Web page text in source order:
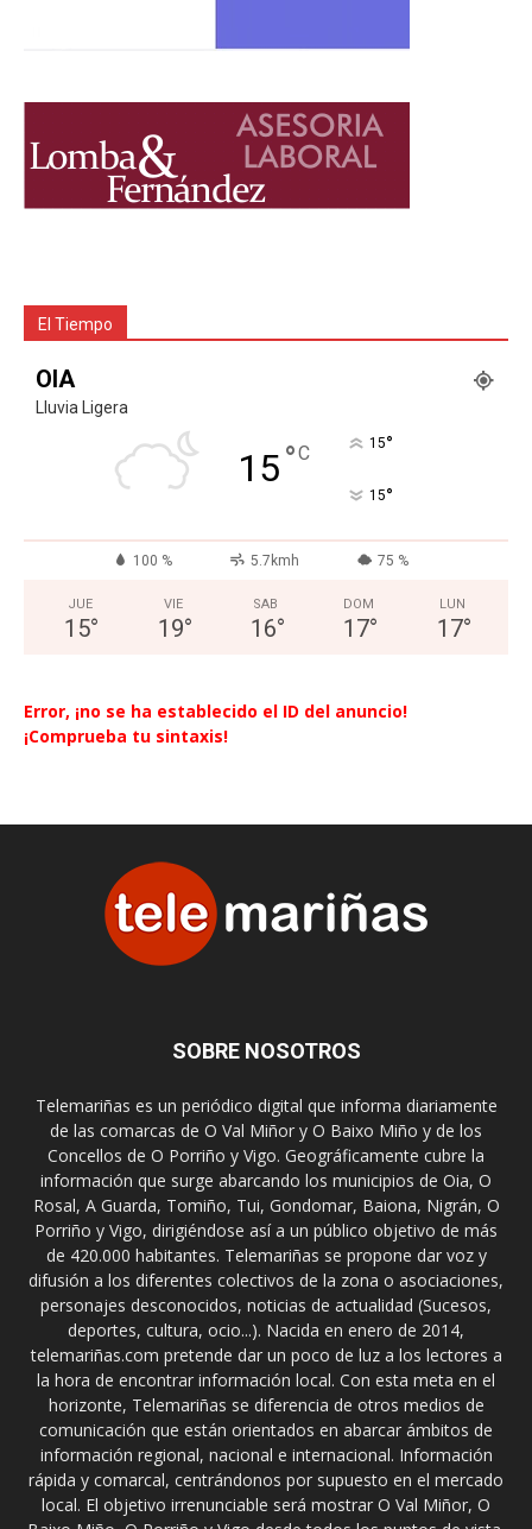
El Tiempo
OIA
Lluvia Ligera
15°C 15°
15°
100 % 5.7kmh 75 %
JUE
15°
VIE
19°
SAB
16°
DOM
17°
LUN
17°
Error, ¡no se ha establecido el ID del anuncio!
¡Comprueba tu sintaxis!
SOBRE NOSOTROS
Telemariñas es un periódico digital que informa diariamente
de las comarcas de O Val Miñor y O Baixo Miño y de los
Concellos de O Porriño y Vigo. Geográficamente cubre la
información que surge abarcando los municipios de Oia, O
Rosal, A Guarda, Tomiño, Tui, Gondomar, Baiona, Nigrán, O
Porriño y Vigo, dirigiéndose así a un público objetivo de más
de 420.000 habitantes. Telemariñas se propone dar voz y
difusión a los diferentes colectivos de la zona o asociaciones,
personajes desconocidos, noticias de actualidad (Sucesos,
deportes, cultura, ocio...). Nacida en enero de 2014,
telemariñas.com pretende dar un poco de luz a los lectores a
la hora de encontrar información local. Con esta meta en el
horizonte, Telemariñas se diferencia de otros medios de
comunicación que están orientados en abarcar ámbitos de
información regional, nacional e internacional. Información
rápida y comarcal, centrándonos por supuesto en el mercado
local. El objetivo irrenunciable será mostrar O Val Miñor, O